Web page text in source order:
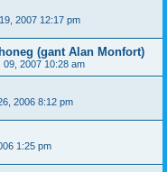
2007 12:17 pm
(gant Alan Monfort)
09, 2007 10:28 am
2006 8:12 pm
1:25 pm